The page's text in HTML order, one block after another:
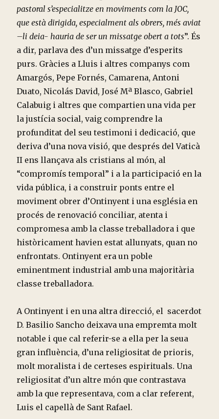
pastoral s’especialitze en moviments com la JOC,
que està dirigida, especialment als obrers, més aviat
–li deia- hauria de ser un missatge obert a tots”. És
a dir, parlava des d’un missatge d’esperits
purs. Gràcies a Lluis i altres companys com
Amargós, Pepe Fornés, Camarena, Antoni
Duato, Nicolás David, José Mª Blasco, Gabriel
Calabuig i altres que compartien una vida per
la justícia social, vaig comprendre la
profunditat del seu testimoni i dedicació, que
deriva d’una nova visió, que després del Vaticà
II ens llançava als cristians al món, al
“compromís temporal” i a la participació en la
vida pública, i a construir ponts entre el
moviment obrer d’Ontinyent i una església en
procés de renovació conciliar, atenta i
compromesa amb la classe treballadora i que
històricament havien estat allunyats, quan no
enfrontats. Ontinyent era un poble
eminentment industrial amb una majoritària
classe treballadora.
A Ontinyent i en una altra direcció, el sacerdot
D. Basilio Sancho deixava una empremta molt
notable i que cal referir-se a ella per la seua
gran influència, d’una religiositat de prioris,
molt moralista i de certeses espirituals. Una
religiositat d’un altre món que contrastava
amb la que representava, com a clar referent,
Luis el capellà de Sant Rafael.